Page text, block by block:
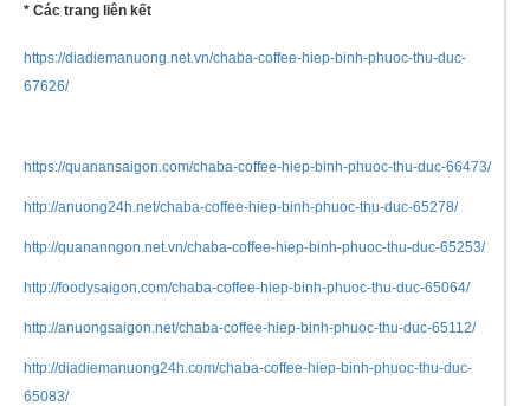
* Các trang liên kết
https://diadiemanuong.net.vn/chaba-coffee-hiep-binh-phuoc-thu-duc-
67626/
https://quanansaigon.com/chaba-coffee-hiep-binh-phuoc-thu-duc-66473/
http://anuong24h.net/chaba-coffee-hiep-binh-phuoc-thu-duc-65278/
http://quananngon.net.vn/chaba-coffee-hiep-binh-phuoc-thu-duc-65253/
http://foodysaigon.com/chaba-coffee-hiep-binh-phuoc-thu-duc-65064/
http://anuongsaigon.net/chaba-coffee-hiep-binh-phuoc-thu-duc-65112/
http://diadiemanuong24h.com/chaba-coffee-hiep-binh-phuoc-thu-duc-
65083/